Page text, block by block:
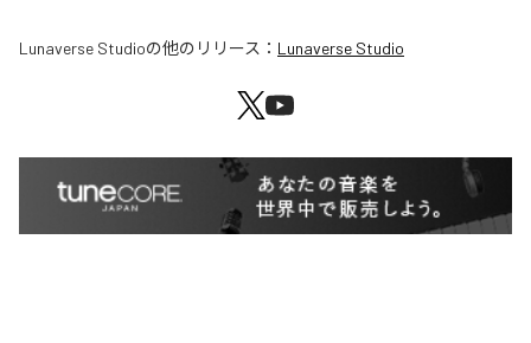
Lunaverse Studioの他のリリース： Lunaverse Studio